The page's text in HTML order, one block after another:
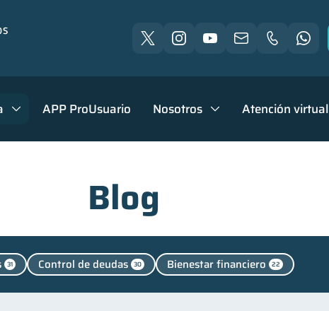
APP ProUsuario Nosotros Atención virtual
Blog
31 Control de deudas 30 Bienestar financiero 22